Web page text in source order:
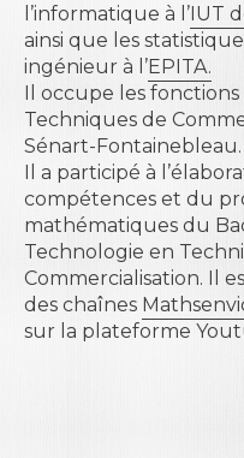
l’informatique à l’IUT
ainsi que les
ingénieur à l’EPITA.
Il occupe les
Techniques de
Sénart-Fontainebleau.
Il a participé à
compétences et du
mathématiques du
Technologie en
Commercialisation. Il
des chaînes
sur la plateforme